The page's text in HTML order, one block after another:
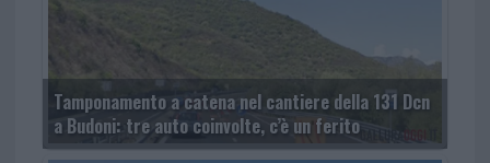
Tamponamento a catena nel cantiere della 131 Dcn
a Budoni: tre auto coinvolte, c’è un ferito